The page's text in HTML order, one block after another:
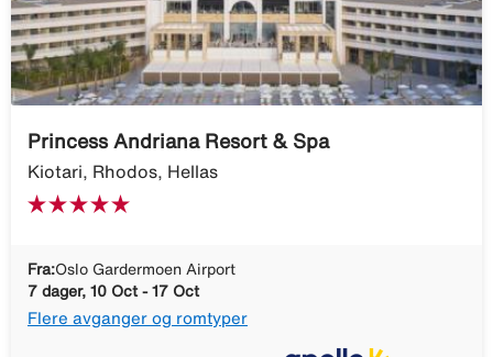
Princess Andriana Resort & Spa
Kiotari, Rhodos, Hellas
Fra:Oslo Gardermoen Airport
7 dager, 10 Oct - 17 Oct
Flere avganger og romtyper